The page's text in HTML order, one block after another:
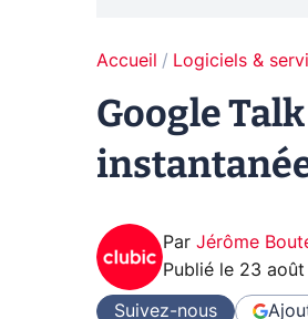
Accueil Logiciels &
Google
Par Jérôme
Publié le 23
Suivez-nous